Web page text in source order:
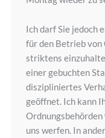
Ich darf Sie jedoch
für den Betrieb von
striktens
einer gebuchten
diszipliniertes
geöffnet. Ich kann
Ordnungsbehörden
uns werfen. In